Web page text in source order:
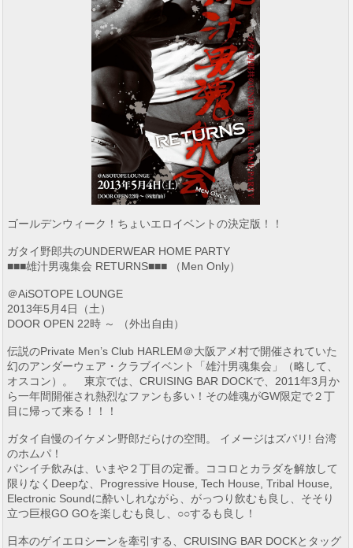
ゴールデンウィーク！ちょいエロイベントの決定版！！
ガタイ野郎共のUNDERWEAR HOME PARTY
■■■雄汁男魂集会 RETURNS■■■ （Men Only）
＠AiSOTOPE LOUNGE
2013年5月4日（土）
DOOR OPEN 22時 ～ （外出自由）
伝説のPrivate Men’s Club HARLEM＠大阪アメ村で開催されていた
幻のアンダーウェア・クラブイベント「雄汁男魂集会」（略して、
オスコン）。 東京では、CRUISING BAR DOCKで、2011年3月か
ら一年間開催され熱烈なファンも多い！その雄魂がGW限定で２丁
目に帰って来る！！！
ガタイ自慢のイケメン野郎だらけの空間。 イメージはズバリ! 台湾
のホムパ！
パンイチ飲みは、いまや２丁目の定番。ココロとカラダを解放して
限りなくDeepな、Progressive House, Tech House, Tribal House,
Electronic Soundに酔いしれながら、がっつり飲むも良し、そそり
立つ巨根GO GOを楽しむも良し、○○するも良し！
日本のゲイエロシーンを牽引する、CRUISING BAR DOCKとタッグ